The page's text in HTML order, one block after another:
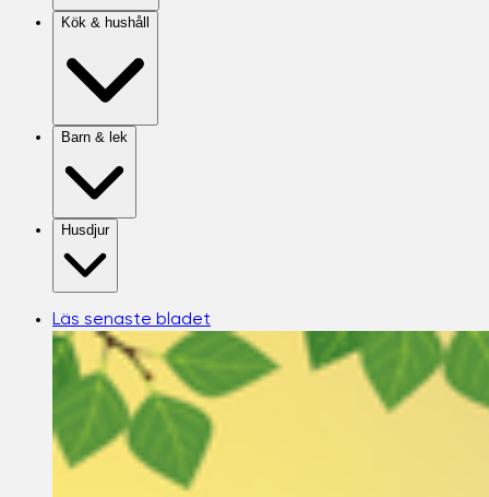
Kök & hushåll
Barn & lek
Husdjur
Läs senaste bladet